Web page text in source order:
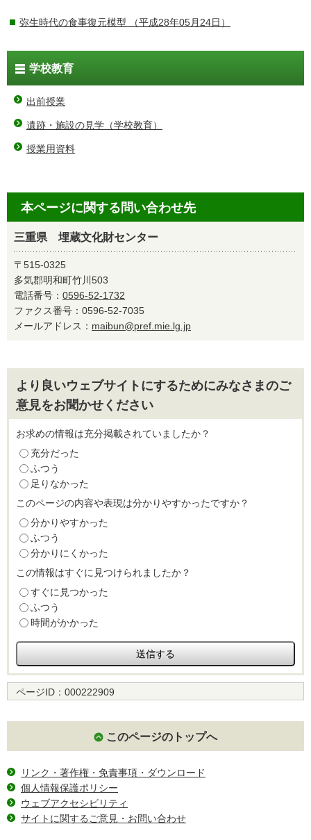
弥生時代の食事復元模型 （平成28年05月24日）
学校教育
出前授業
遺跡・施設の見学（学校教育）
授業用資料
本ページに関する問い合わせ先
三重県 埋蔵文化財センター
〒515-0325
多気郡明和町竹川503
電話番号： 0596-52-1732
ファクス番号：0596-52-7035
メールアドレス： maibun@pref.mie.lg.jp
より良いウェブサイトにするためにみなさまのご
意見をお聞かせください
お求めの情報は充分掲載されていましたか？
充分だった
ふつう
足りなかった
このページの内容や表現は分かりやすかったですか？
分かりやすかった
ふつう
分かりにくかった
この情報はすぐに見つけられましたか？
すぐに見つかった
ふつう
時間がかかった
ページID： 000222909
このページのトップへ
リンク・著作権・免責事項・ダウンロード
個人情報保護ポリシー
ウェブアクセシビリティ
サイトに関するご意見・お問い合わせ